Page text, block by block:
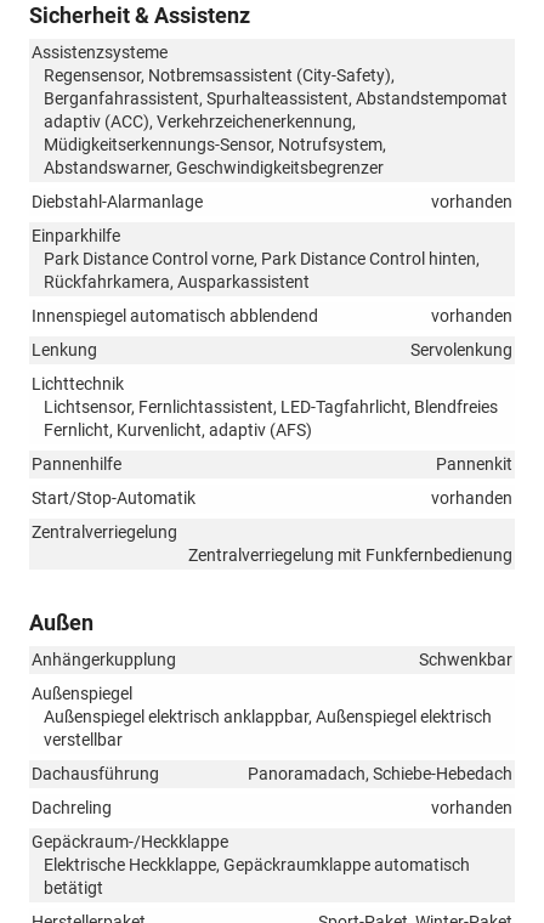
Sicherheit & Assistenz
Assistenzsysteme
Regensensor, Notbremsassistent (City-Safety),
Berganfahrassistent, Spurhalteassistent, Abstandstempomat
adaptiv (ACC), Verkehrzeichenerkennung,
Müdigkeitserkennungs-Sensor, Notrufsystem,
Abstandswarner, Geschwindigkeitsbegrenzer
Diebstahl-Alarmanlage
vorhanden
Einparkhilfe
Park Distance Control vorne, Park Distance Control hinten,
Rückfahrkamera, Ausparkassistent
Innenspiegel automatisch abblendend
vorhanden
Lenkung
Servolenkung
Lichttechnik
Lichtsensor, Fernlichtassistent, LED-Tagfahrlicht, Blendfreies
Fernlicht, Kurvenlicht, adaptiv (AFS)
Pannenhilfe
Pannenkit
Start/Stop-Automatik
vorhanden
Zentralverriegelung
Zentralverriegelung mit Funkfernbedienung
Außen
Anhängerkupplung
Schwenkbar
Außenspiegel
Außenspiegel elektrisch anklappbar, Außenspiegel elektrisch
verstellbar
Dachausführung
Panoramadach, Schiebe-Hebedach
Dachreling
vorhanden
Gepäckraum-/Heckklappe
Elektrische Heckklappe, Gepäckraumklappe automatisch
betätigt